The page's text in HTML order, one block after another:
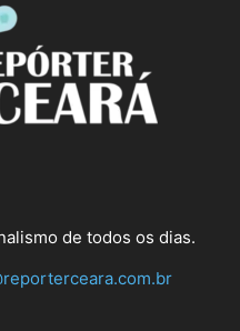
de todos os dias.